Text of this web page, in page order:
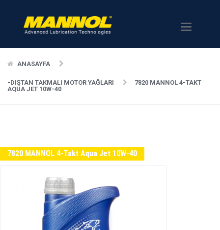
Menü
ANASAYFA
-DIŞTAN TAKMALI MOTOR YAĞLARI
7820 MANNOL 4-TAKT
AQUA JET 10W-40
7820 MANNOL 4-Takt Aqua Jet 10W-40